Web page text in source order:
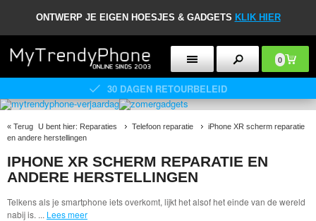
ONTWERP JE EIGEN HOESJES & GADGETS KLIK HIER
0
30 DAGEN RETOURBELEID
« Terug U bent hier: Reparaties Telefoon reparatie
iPhone XR scherm reparatie
en andere herstellingen
IPHONE XR SCHERM REPARATIE EN
ANDERE HERSTELLINGEN
Telkens als je smartphone iets overkomt, lijkt het alsof het einde van de wereld
nabij is. ... Lees meer